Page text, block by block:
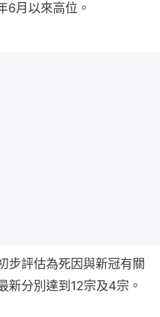
6月以來高位。
步評估為死因與新冠有關
新分別達到12宗及4宗。